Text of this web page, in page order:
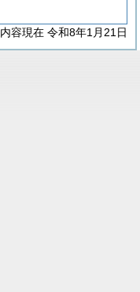
内容現在 令和8年1月21日